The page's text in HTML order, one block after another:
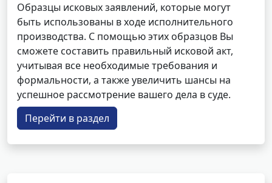
Образцы исковых заявлений, которые могут
быть использованы в ходе исполнительного
производства. С помощью этих образцов Вы
сможете составить правильный исковой акт,
учитывая все необходимые требования и
формальности, а также увеличить шансы на
успешное рассмотрение вашего дела в суде.
Перейти в раздел